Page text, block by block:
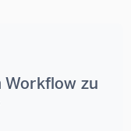
Workflow zu